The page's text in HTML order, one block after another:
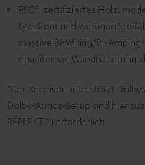
FSC®-zertifiziertes Holz,
Lackfront und wertigen
massive Bi-Wiring/Bi-
erweiterbar, Wandhalterung
*Der Receiver unterstützt
Dolby‑Atmos‑Setup sind hier
REFLEKT 2) erforderlich.